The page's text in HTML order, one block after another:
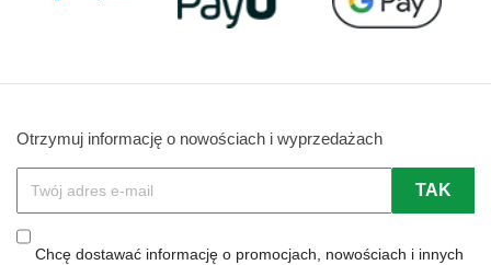
Otrzymuj informację o nowościach i wyprzedażach
Chcę dostawać informację o promocjach, nowościach i innych